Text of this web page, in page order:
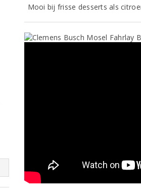
Mooi bij frisse desserts als